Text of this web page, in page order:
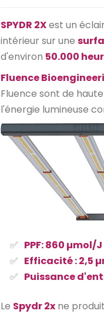
SPYDR 2Xest un
intérieur sur une
d'environ 50.000
Fluence
Fluence sont de
l'énergie lumineuse
PPF: 860 µmol/J
Efficacité : 2,5
Puissance
Le Spydr 2x ne